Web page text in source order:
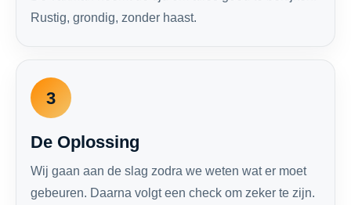
Rustig, grondig, zonder haast.
3
De Oplossing
Wij gaan aan de slag zodra we weten wat er moet
gebeuren. Daarna volgt een check om zeker te zijn.